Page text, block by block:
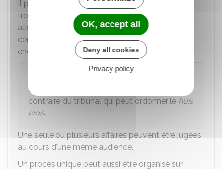
Il peut par exemple expulser une personne qui
trouble les débats y compris le prévenu. Il peut
aussi interdire l'accès de la salle aux mineurs ou
certains d'entre eux si les débats risquent de les
choquer.
L'audience est publique sauf décision
contraire du tribunal qui peut ordonner le huis
clos.
Une seule ou plusieurs affaires peuvent être jugées
au cours d'une même audience.
Un procès unique peut aussi être organisé sur
OK, accept all
Deny all cookies
Privacy policy